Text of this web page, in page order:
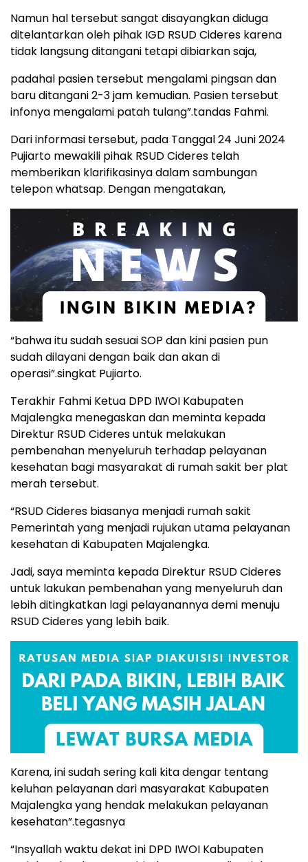
Namun hal tersebut sangat disayangkan diduga
ditelantarkan oleh pihak IGD RSUD Cideres karena
tidak langsung ditangani tetapi dibiarkan saja,
padahal pasien tersebut mengalami pingsan dan
baru ditangani 2-3 jam kemudian. Pasien tersebut
infonya mengalami patah tulang”.tandas Fahmi.
Dari informasi tersebut, pada Tanggal 24 Juni 2024
Pujiarto mewakili pihak RSUD Cideres telah
memberikan klarifikasinya dalam sambungan
telepon whatsap. Dengan mengatakan,
“bahwa itu sudah sesuai SOP dan kini pasien pun
sudah dilayani dengan baik dan akan di
operasi”.singkat Pujiarto.
Terakhir Fahmi Ketua DPD IWOI Kabupaten
Majalengka menegaskan dan meminta kepada
Direktur RSUD Cideres untuk melakukan
pembenahan menyeluruh terhadap pelayanan
kesehatan bagi masyarakat di rumah sakit ber plat
merah tersebut.
“RSUD Cideres biasanya menjadi rumah sakit
Pemerintah yang menjadi rujukan utama pelayanan
kesehatan di Kabupaten Majalengka.
Jadi, saya meminta kepada Direktur RSUD Cideres
untuk lakukan pembenahan yang menyeluruh dan
lebih ditingkatkan lagi pelayanannya demi menuju
RSUD Cideres yang lebih baik.
Karena, ini sudah sering kali kita dengar tentang
keluhan pelayanan dari masyarakat Kabupaten
Majalengka yang hendak melakukan pelayanan
kesehatan”.tegasnya
“Insyallah waktu dekat ini DPD IWOI Kabupaten